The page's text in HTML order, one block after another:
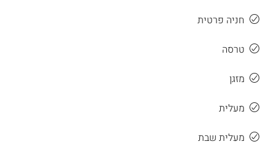
חניה פרטית
טרסה
מזגן
מעלית
מעלית שבת